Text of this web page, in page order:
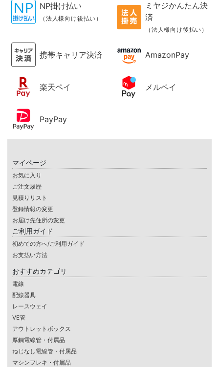
NP掛け払い
（法人様向け後払い）
ミヤジかんたん決
済
（法人様向け後払い）
携帯キャリア決済 AmazonPay
楽天ペイ メルペイ
PayPay
マイページ
お気に入り
ご注文履歴
見積りリスト
登録情報の変更
お届け先住所の変更
ご利用ガイド
初めての方へ/ご利用ガイド
お支払い方法
おすすめカテゴリ
電線
配線器具
レースウェイ
VE管
アウトレットボックス
厚鋼電線管・付属品
ねじなし電線管・付属品
マシンフレキ・付属品